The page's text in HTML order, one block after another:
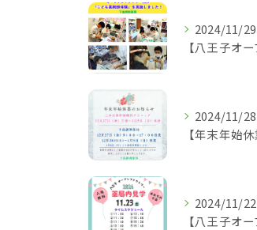
2024/11/29
2024/11/28
2024/11/22